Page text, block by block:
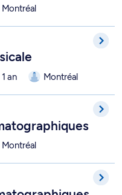
Montréal
1 an Montréal
Montréal